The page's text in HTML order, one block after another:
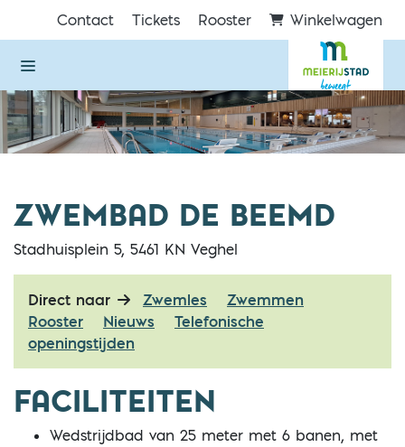
Direct naar de inhoud van de pagina
Contact Tickets Rooster Winkelwagen
ZWEMBAD DE BEEMD
Stadhuisplein 5, 5461 KN Veghel
Direct naar Zwemles
Zwemmen
Rooster
Nieuws
Telefonische
openingstijden
FACILITEITEN
Wedstrijdbad van 25 meter met 6 banen, met